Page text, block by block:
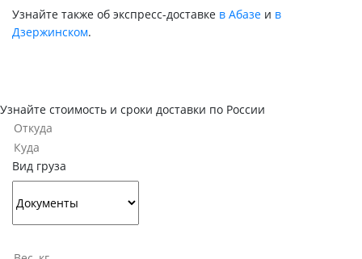
Узнайте также об экспресс-доставке в Абазе и в
Дзержинском.
Узнайте стоимость и сроки доставки по России
Вид груза